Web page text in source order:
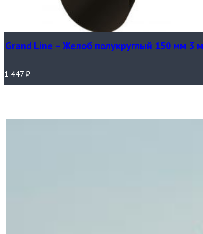
Grand Line – Желоб полукруглый 150 мм 3 м
1 447 ₽